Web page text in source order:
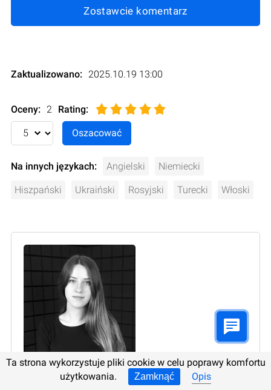
Zostawcie komentarz
Zaktualizowano: 2025.10.19 13:00
Oceny: 2 Rating:
Na innych językach: Angielski Niemiecki
Hiszpański Ukraiński Rosyjski Turecki Włoski
Oksana Volyniuk , Pisarz techniczny
Ta strona wykorzystuje pliki cookie w celu poprawy komfortu
użytkowania.
Zamknąć Opis